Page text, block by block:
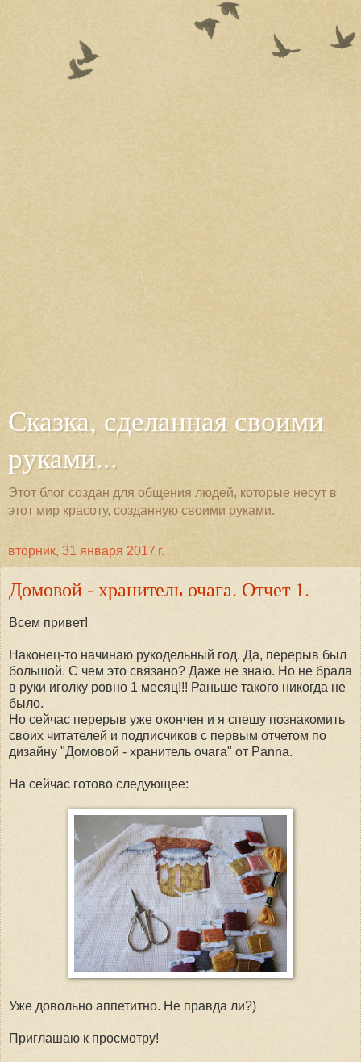
Сказка, сделанная своими
руками...
Этот блог создан для общения людей, которые несут в
этот мир красоту, созданную своими руками.
вторник, 31 января 2017 г.
Домовой - хранитель очага. Отчет 1.
Всем привет!
Наконец-то начинаю рукодельный год. Да, перерыв был
большой. С чем это связано? Даже не знаю. Но не брала
в руки иголку ровно 1 месяц!!! Раньше такого никогда не
было.
Но сейчас перерыв уже окончен и я спешу познакомить
своих читателей и подписчиков с первым отчетом по
дизайну "Домовой - хранитель очага" от Panna.
На сейчас готово следующее:
Уже довольно аппетитно. Не правда ли?)
Приглашаю к просмотру!